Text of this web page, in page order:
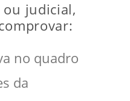
judicial,
no quadro
da